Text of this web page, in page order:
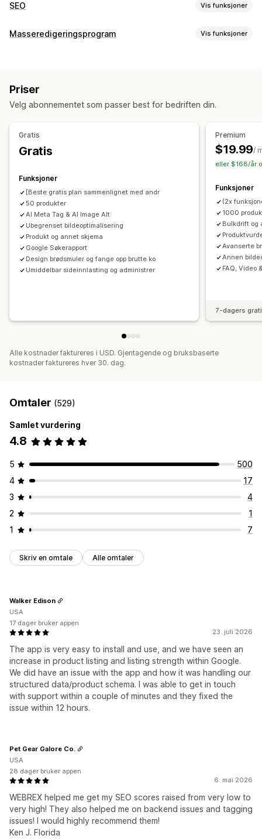
SEO Vis funksjoner
SEO-verktøy
404-sider
Metatagger Rike kodebiter JSON-LD
Skjemaer
Bildeoptimalisering
Innholdsoptimalisering
Optimalisering av metadata
Overvåkning av ytelse
SEO-poeng Revisjoner
Innsikt og tips
Søkeordanalyse Hastighetsanalyse
Innholdsanalyse
Trafikk til nettstedet
Masseredigeringsprogram Vis funksjoner
Priser
Velg abonnementet som passer best for bedriften din.
Gratis
Gratis
Funksjoner
[Beste gratis plan sammenlignet med andr
50 produkter
AI Meta Tag & AI Image Alt
Ubegrenset bildeoptimalisering
Produkt og annet skjema
Google Søkerapport
Design brødsmuler og fange opp brutte ko
Umiddelbar sideinnlasting og administrer
Premium
$19.99/
eller $168/år
Funksjoner
(2x
1000
Bulkdrift og
Avanserte
Annen
FAQ, Video
7-dagers
Alle kostnader faktureres i USD. Gjentagende og bruksbaserte
kostnader faktureres hver 30. dag.
Omtaler (529)
Samlet vurdering
4.8
5
500
4
17
3
4
2
1
1
7
Skriv en omtale Alle omtaler
23. juli 2026
The app is very easy to install and use, and we have seen an
increase in product listing and listing strength within Google.
We did have an issue with the app and how it was handling our
structured data/product schema. I was able to get in touch
with support within a couple of minutes and they fixed the
issue within 12 hours.
Walker Edison
USA
17 dager bruker appen
6. mai 2026
WEBREX helped me get my SEO scores raised from very low to
very high! They also helped me on backend issues and tagging
issues! I would highly recommend them!
Ken J. Florida
Pet Gear Galore Co.
USA
28 dager bruker appen